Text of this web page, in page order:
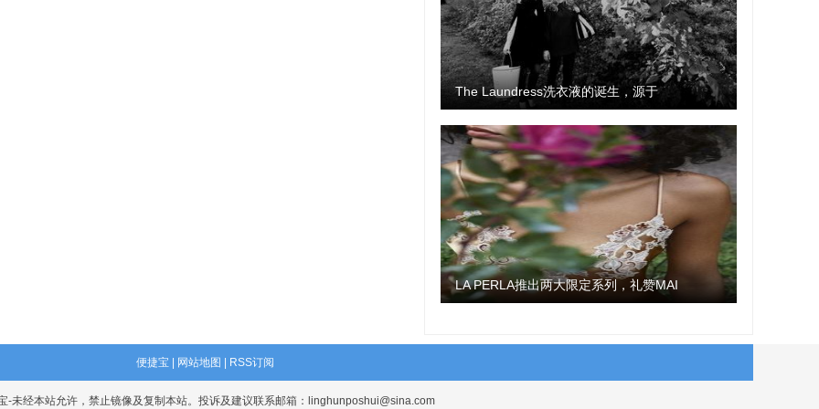
The Laundress洗衣液的诞生，源于
LA PERLA推出两大限定系列，礼赞MAI
便捷宝 | 网站地图 | RSS订阅
-未经本站允许，禁止镜像及复制本站。投诉及建议联系邮箱：linghunposhui@sina.com